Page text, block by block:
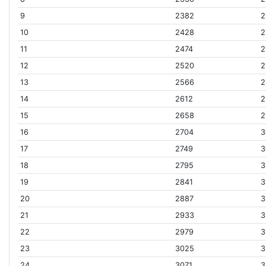
9
2382
10
2428
11
2474
12
2520
13
2566
14
2612
15
2658
16
2704
17
2749
18
2795
19
2841
20
2887
21
2933
22
2979
23
3025